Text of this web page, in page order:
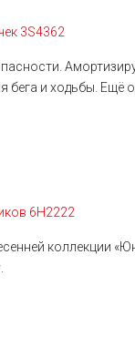
3S4362
и ходьбы. Ещё
6H2222
коллекции